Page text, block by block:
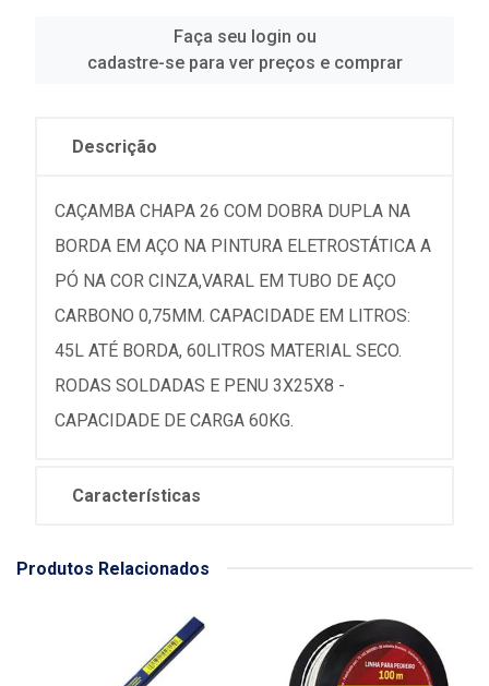
Faça seu login ou
cadastre-se para ver preços e comprar
Descrição
CAÇAMBA CHAPA 26 COM DOBRA DUPLA NA
BORDA EM AÇO NA PINTURA ELETROSTÁTICA A
PÓ NA COR CINZA,VARAL EM TUBO DE AÇO
CARBONO 0,75MM. CAPACIDADE EM LITROS:
45L ATÉ BORDA, 60LITROS MATERIAL SECO.
RODAS SOLDADAS E PENU 3X25X8 -
CAPACIDADE DE CARGA 60KG.
Características
Produtos Relacionados